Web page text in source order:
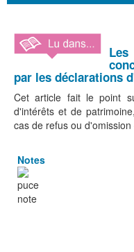
par les déclarations
Cet article fait le point
d'intérêts et de
cas de refus ou
Notes